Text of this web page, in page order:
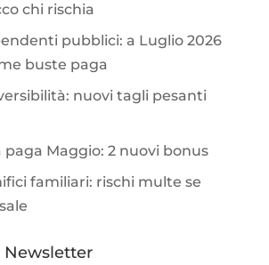
chi rischia
pubblici: a Luglio 2026
buste paga
nuovi tagli pesanti
paga Maggio: 2 nuovi bonus
familiari: rischi multe se
Newsletter